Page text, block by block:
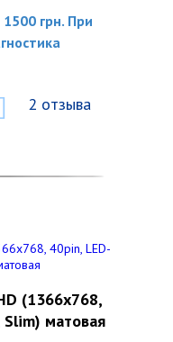
грн. При
2 отзыва
(1366x768,
матовая